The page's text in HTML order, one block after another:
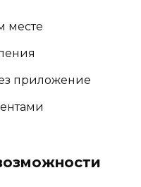
месте
приложение